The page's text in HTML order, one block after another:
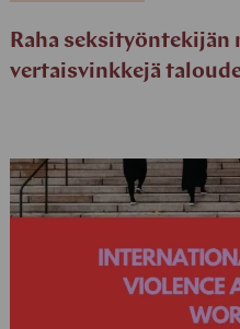
Raha seksityöntekijän
vertaisvinkkejä